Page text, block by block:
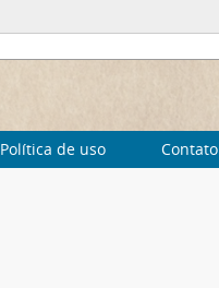
Política de uso Contato